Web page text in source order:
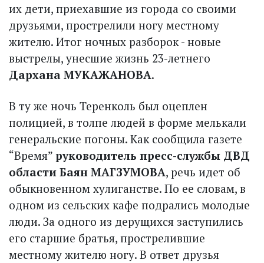
их дети, приехавшие из города со своими
друзьями, прострелили ногу местному
жителю. Итог ночных разборок - новые
выстрелы, унесшие жизнь 23-летнего
Дархана МУКАЖАНОВА.
В ту же ночь Теренколь был оцеплен
полицией, в толпе людей в форме мелькали
генеральские погоны. Как сообщила газете
“Время” руководитель пресс-службы ДВД
области Баян МАГЗУМОВА, речь идет об
обыкновенном хулиганстве. По ее словам, в
одном из сельских кафе подрались молодые
люди. За одного из дерущихся заступились
его старшие братья, прострелившие
местному жителю ногу. В ответ друзья